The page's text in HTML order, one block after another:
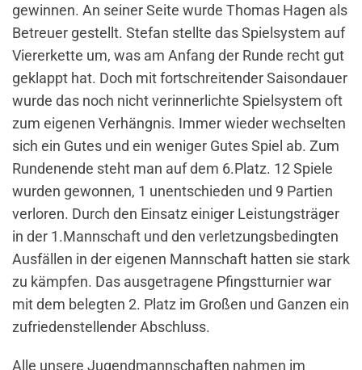
gewinnen. An seiner Seite wurde Thomas Hagen als
Betreuer gestellt. Stefan stellte das Spielsystem auf
Viererkette um, was am Anfang der Runde recht gut
geklappt hat. Doch mit fortschreitender Saisondauer
wurde das noch nicht verinnerlichte Spielsystem oft
zum eigenen Verhängnis. Immer wieder wechselten
sich ein Gutes und ein weniger Gutes Spiel ab. Zum
Rundenende steht man auf dem 6.Platz. 12 Spiele
wurden gewonnen, 1 unentschieden und 9 Partien
verloren. Durch den Einsatz einiger Leistungsträger
in der 1.Mannschaft und den verletzungsbedingten
Ausfällen in der eigenen Mannschaft hatten sie stark
zu kämpfen. Das ausgetragene Pfingstturnier war
mit dem belegten 2. Platz im Großen und Ganzen ein
zufriedenstellender Abschluss.
Alle unsere Jugendmannschaften nahmen im